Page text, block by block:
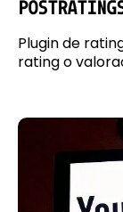
Plugin de
rating o